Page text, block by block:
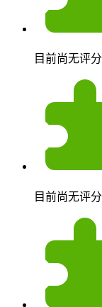
目前尚无评分
目前尚无评分